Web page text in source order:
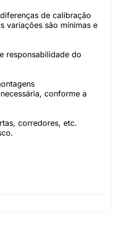
de calibração
variações são mínimas e
responsabilidade do
conforme a
corredores, etc.